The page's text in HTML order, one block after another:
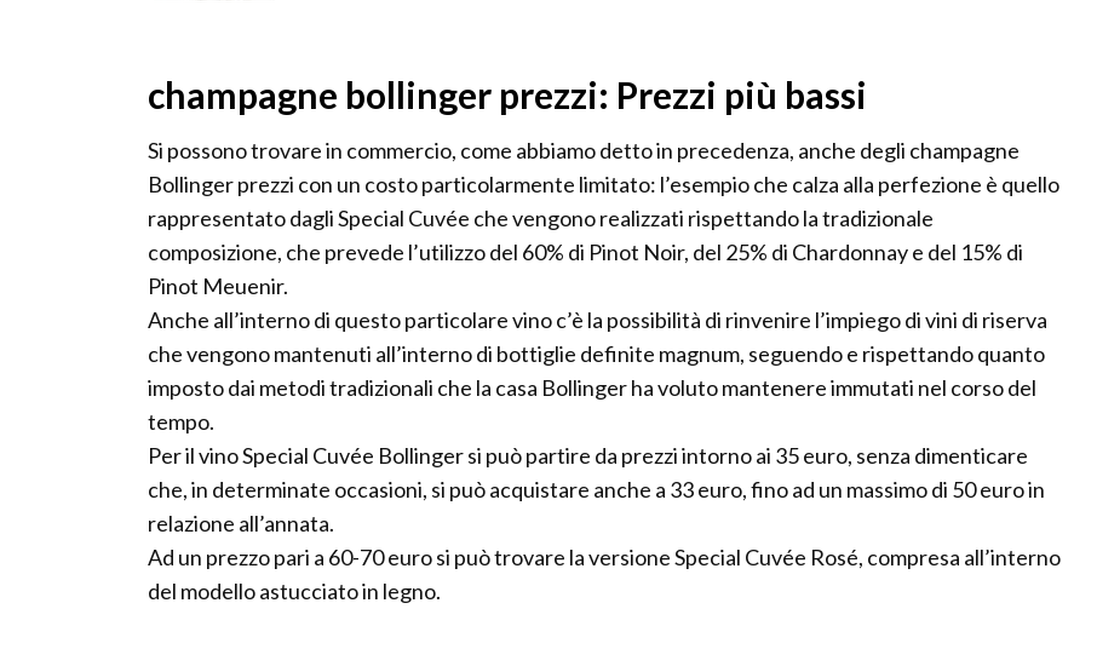
champagne bollinger prezzi: Prezzi più bassi
Si possono trovare in commercio, come abbiamo detto in precedenza, anche degli champagne
Bollinger prezzi con un costo particolarmente limitato: l’esempio che calza alla perfezione è quello
rappresentato dagli Special Cuvée che vengono realizzati rispettando la tradizionale
composizione, che prevede l’utilizzo del 60% di Pinot Noir, del 25% di Chardonnay e del 15% di
Pinot Meuenir.
Anche all’interno di questo particolare vino c’è la possibilità di rinvenire l’impiego di vini di riserva
che vengono mantenuti all’interno di bottiglie definite magnum, seguendo e rispettando quanto
imposto dai metodi tradizionali che la casa Bollinger ha voluto mantenere immutati nel corso del
tempo.
Per il vino Special Cuvée Bollinger si può partire da prezzi intorno ai 35 euro, senza dimenticare
che, in determinate occasioni, si può acquistare anche a 33 euro, fino ad un massimo di 50 euro in
relazione all’annata.
Ad un prezzo pari a 60-70 euro si può trovare la versione Special Cuvée Rosé, compresa all’interno
del modello astucciato in legno.